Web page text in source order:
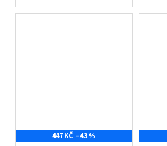
447 KČ –43 %